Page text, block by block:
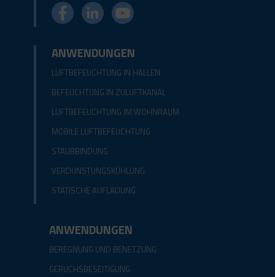
ANWENDUNGEN
LUFTBEFEUCHTUNG IN HALLEN
BEFEUCHTUNG IN ZULUFTKANAL
LUFTBEFEUCHTUNG IM WOHNRAUM
MOBILE LUFTBEFEUCHTUNG
STAUBBINDUNG
VERDUNSTUNGSKÜHLUNG
STATISCHE AUFLADUNG
ANWENDUNGEN
BEREGNUNG UND BENETZUNG
GERUCHSBESEITIGUNG